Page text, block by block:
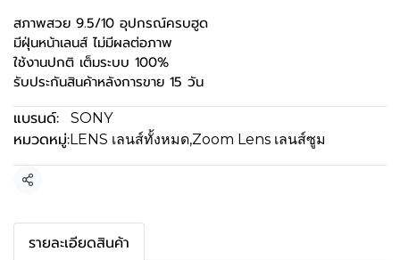
สภาพสวย 9.5/10 อุปกรณ์ครบฮูด
มีฝุ่นหน้าเลนส์ ไม่มีผลต่อภาพ
ใช้งานปกติ เต็มระบบ 100%
รับประกันสินค้าหลังการขาย 15 วัน
แบรนด์: SONY
หมวดหมู่:LENS เลนส์ทั้งหมด,Zoom Lens เลนส์ซูม
แชร์
รายละเอียดสินค้า